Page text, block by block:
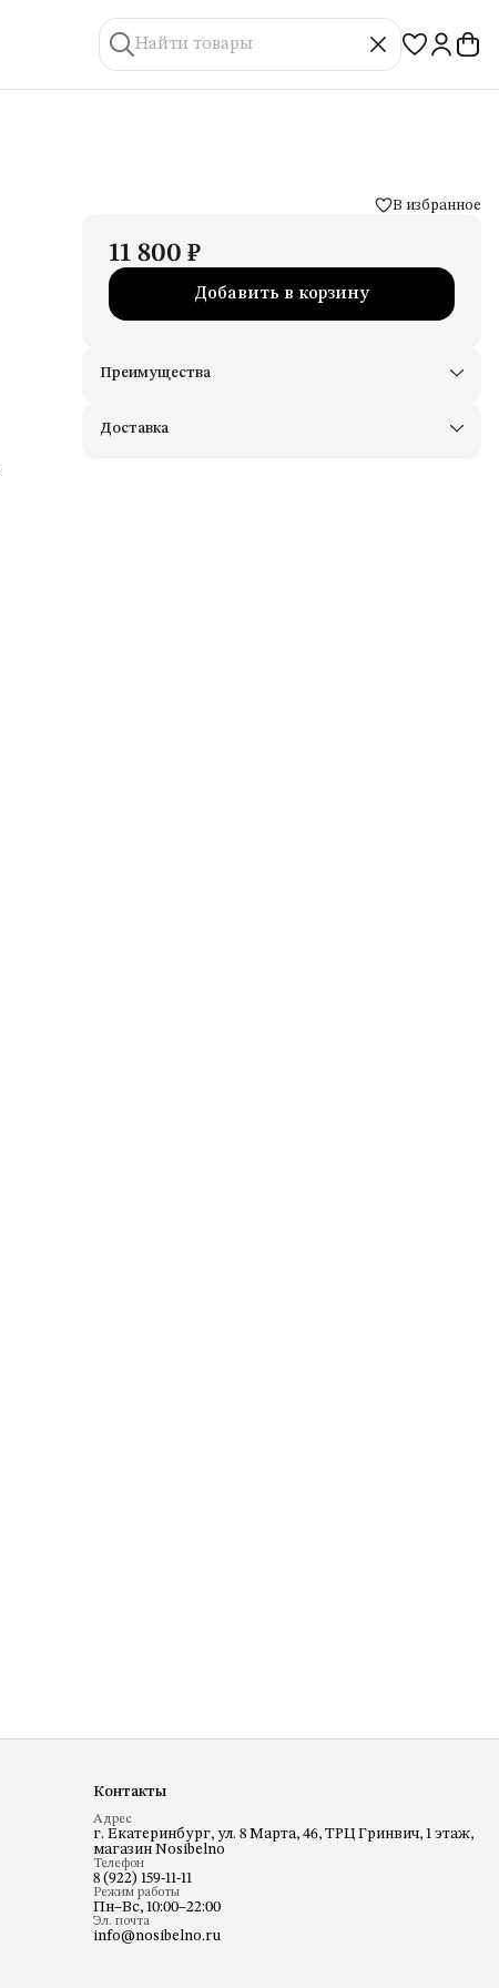
В избранное
11 800 ₽
Добавить в корзину
Преимущества
Оплата — картой, СБП или наличными
Доставка
Контакты
Адрес
г. Екатеринбург, ул. 8 Марта, 46, ТРЦ Гринвич, 1 этаж,
магазин Nosibelno
Телефон
8 (922) 159-11-11
Режим работы
Пн–Вс, 10:00–22:00
Эл. почта
info@nosibelno.ru